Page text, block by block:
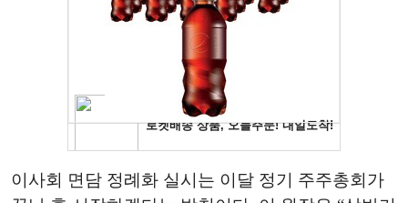
이사회 면담 정례화 실시는 이달 정기 주주총회가